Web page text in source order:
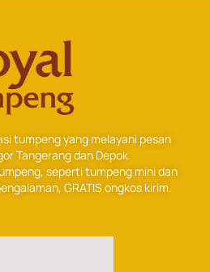
tumpeng yang melayani pesan
Tangerang dan Depok.
seperti tumpeng mini dan
GRATIS ongkos kirim.